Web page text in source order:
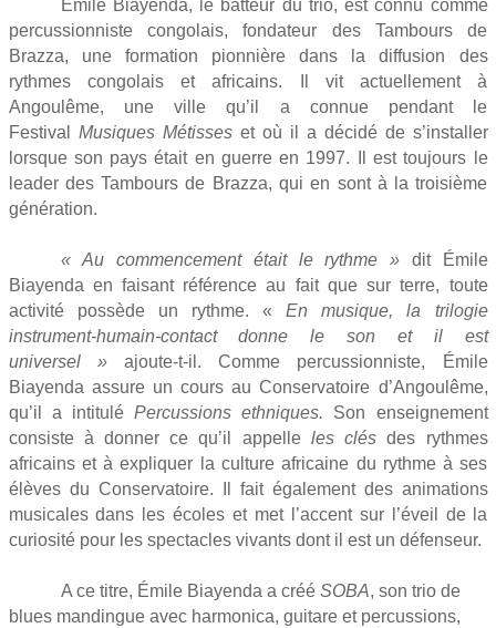
Émile Biayenda, le batteur du trio, est connu comme
percussionniste congolais, fondateur des Tambours de
Brazza, une formation pionnière dans la diffusion des
rythmes congolais et africains. Il vit actuellement à
Angoulême, une ville qu’il a connue pendant le
Festival Musiques Métisseset où il a décidé de s’installer
lorsque son pays était en guerre en 1997. Il est toujours le
leader des Tambours de Brazza, qui en sont à la troisième
génération.
« Au commencement était le rythme » dit Émile
Biayenda en faisant référence au fait que sur terre, toute
activité possède un rythme. «En musique, la trilogie
instrument-humain-contact donne le son et il est
universel » ajoute-t-il. Comme percussionniste, Émile
Biayenda assure un cours au Conservatoire d’Angoulême,
qu’il a intitulé Percussions ethniques. Son enseignement
consiste à donner ce qu’il appelle les clés des rythmes
africains et à expliquer la culture africaine du rythme à ses
élèves du Conservatoire. Il fait également des animations
musicales dans les écoles et met l’accent sur l’éveil de la
curiosité pour les spectacles vivants dont il est un défenseur.
A ce titre, Émile Biayenda a créé SOBA, son trio de
blues mandingue avec harmonica, guitare et percussions,